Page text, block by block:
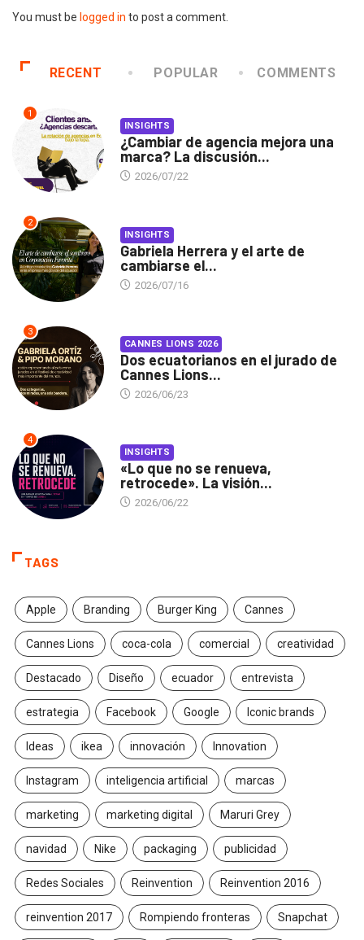
You must be logged in to post a comment.
RECENT POPULAR COMMENTS
1
INSIGHTS
¿Cambiar de agencia mejora una
marca? La discusión...
2026/07/22
2
INSIGHTS
Gabriela Herrera y el arte de
cambiarse el...
2026/07/16
3
CANNES LIONS 2026
Dos ecuatorianos en el jurado de
Cannes Lions...
2026/06/23
4
INSIGHTS
«Lo que no se renueva,
retrocede». La visión...
2026/06/22
TAGS
Apple Branding Burger King Cannes
Cannes Lions coca-cola comercial creatividad
Destacado Diseño ecuador entrevista
estrategia Facebook Google Iconic brands
Ideas ikea innovación Innovation
Instagram inteligencia artificial marcas
marketing marketing digital Maruri Grey
navidad Nike packaging publicidad
Redes Sociales Reinvention Reinvention 2016
reinvention 2017 Rompiendo fronteras Snapchat